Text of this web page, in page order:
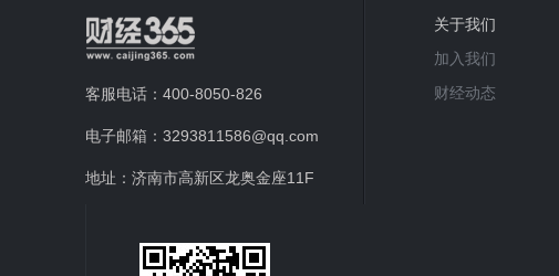
客服电话：400-8050-826
电子邮箱：3293811586@qq.com
地址：济南市高新区龙奥金座11F
关于我们
加入我们
财经动态